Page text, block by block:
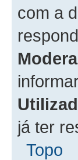
com a
já ter
Topo